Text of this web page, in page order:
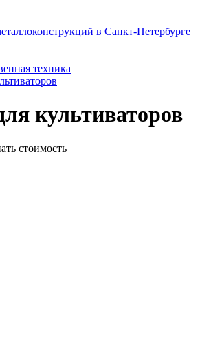
в Санкт-Петербурге
техника
культиваторов
стоимость